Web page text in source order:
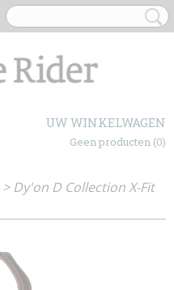
UW WINKELWAGEN
Geen producten (0)
>Dy'on D Collection X-Fit